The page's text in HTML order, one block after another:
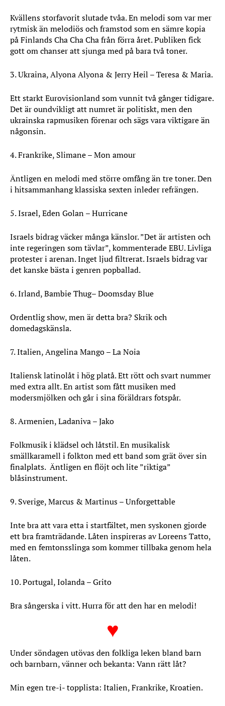
Kvällens storfavorit slutade tvåa. En melodi som var mer
rytmisk än melodiös och framstod som en sämre kopia
på Finlands Cha Cha Cha från förra året. Publiken fick
gott om chanser att sjunga med på bara två toner.
3. Ukraina, Alyona Alyona & Jerry Heil – Teresa & Maria.
Ett starkt Eurovisionland som vunnit två gånger tidigare.
Det är oundvikligt att numret är politiskt, men den
ukrainska rapmusiken förenar och sägs vara viktigare än
någonsin.
4. Frankrike, Slimane – Mon amour
Äntligen en melodi med större omfång än tre toner. Den
i hitsammanhang klassiska sexten inleder refrängen.
5. Israel, Eden Golan – Hurricane
Israels bidrag väcker många känslor. ”Det är artisten och
inte regeringen som tävlar”, kommenterade EBU. Livliga
protester i arenan. Inget ljud filtrerat. Israels bidrag var
det kanske bästa i genren popballad.
6. Irland, Bambie Thug– Doomsday Blue
Ordentlig show, men är detta bra? Skrik och
domedagskänsla.
7. Italien, Angelina Mango – La Noia
Italiensk latinolåt i hög platå. Ett rött och svart nummer
med extra allt. En artist som fått musiken med
modersmjölken och går i sina föräldrars fotspår.
8. Armenien, Ladaniva – Jako
Folkmusik i klädsel och låtstil. En musikalisk
smällkaramell i folkton med ett band som grät över sin
finalplats. Äntligen en flöjt och lite ”riktiga”
blåsinstrument.
9. Sverige, Marcus & Martinus – Unforgettable
Inte bra att vara etta i startfältet, men syskonen gjorde
ett bra framträdande. Låten inspireras av Loreens Tatto,
med en femtonsslinga som kommer tillbaka genom hela
låten.
10. Portugal, Iolanda – Grito
Bra sångerska i vitt. Hurra för att den har en melodi!
♥
Under söndagen utövas den folkliga leken bland barn
och barnbarn, vänner och bekanta: Vann rätt låt?
Min egen tre-i- topplista: Italien, Frankrike, Kroatien.